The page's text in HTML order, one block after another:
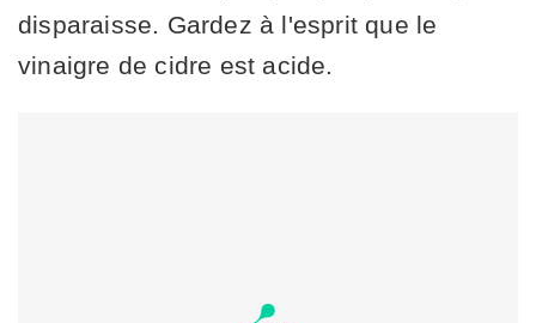
disparaisse. Gardez à l'esprit que le
vinaigre de cidre est acide.